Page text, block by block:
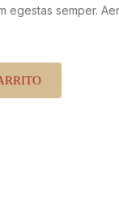
egestas semper.